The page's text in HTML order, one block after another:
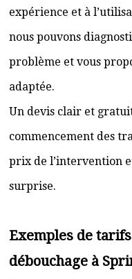
expérience et à
nous pouvons
problème et vous
adaptée.
Un devis clair et
commencement des
prix de l’intervention
surprise.
Exemples de
débouchage à